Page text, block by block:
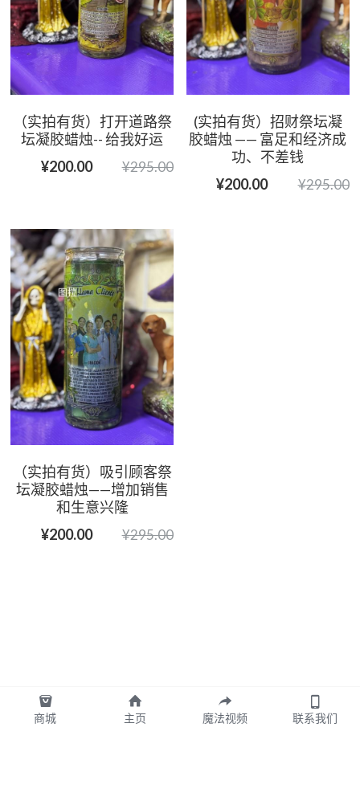
（实拍有货）打开道路祭
坛凝胶蜡烛-- 给我好运
¥200.00
¥295.00
(实拍有货）招财祭坛凝
胶蜡烛 —— 富足和经济成
功、不差钱
¥200.00
¥295.00
（实拍有货）吸引顾客祭
坛凝胶蜡烛——增加销售
和生意兴隆
¥200.00
¥295.00
商城 主页 魔法视频 联系我们